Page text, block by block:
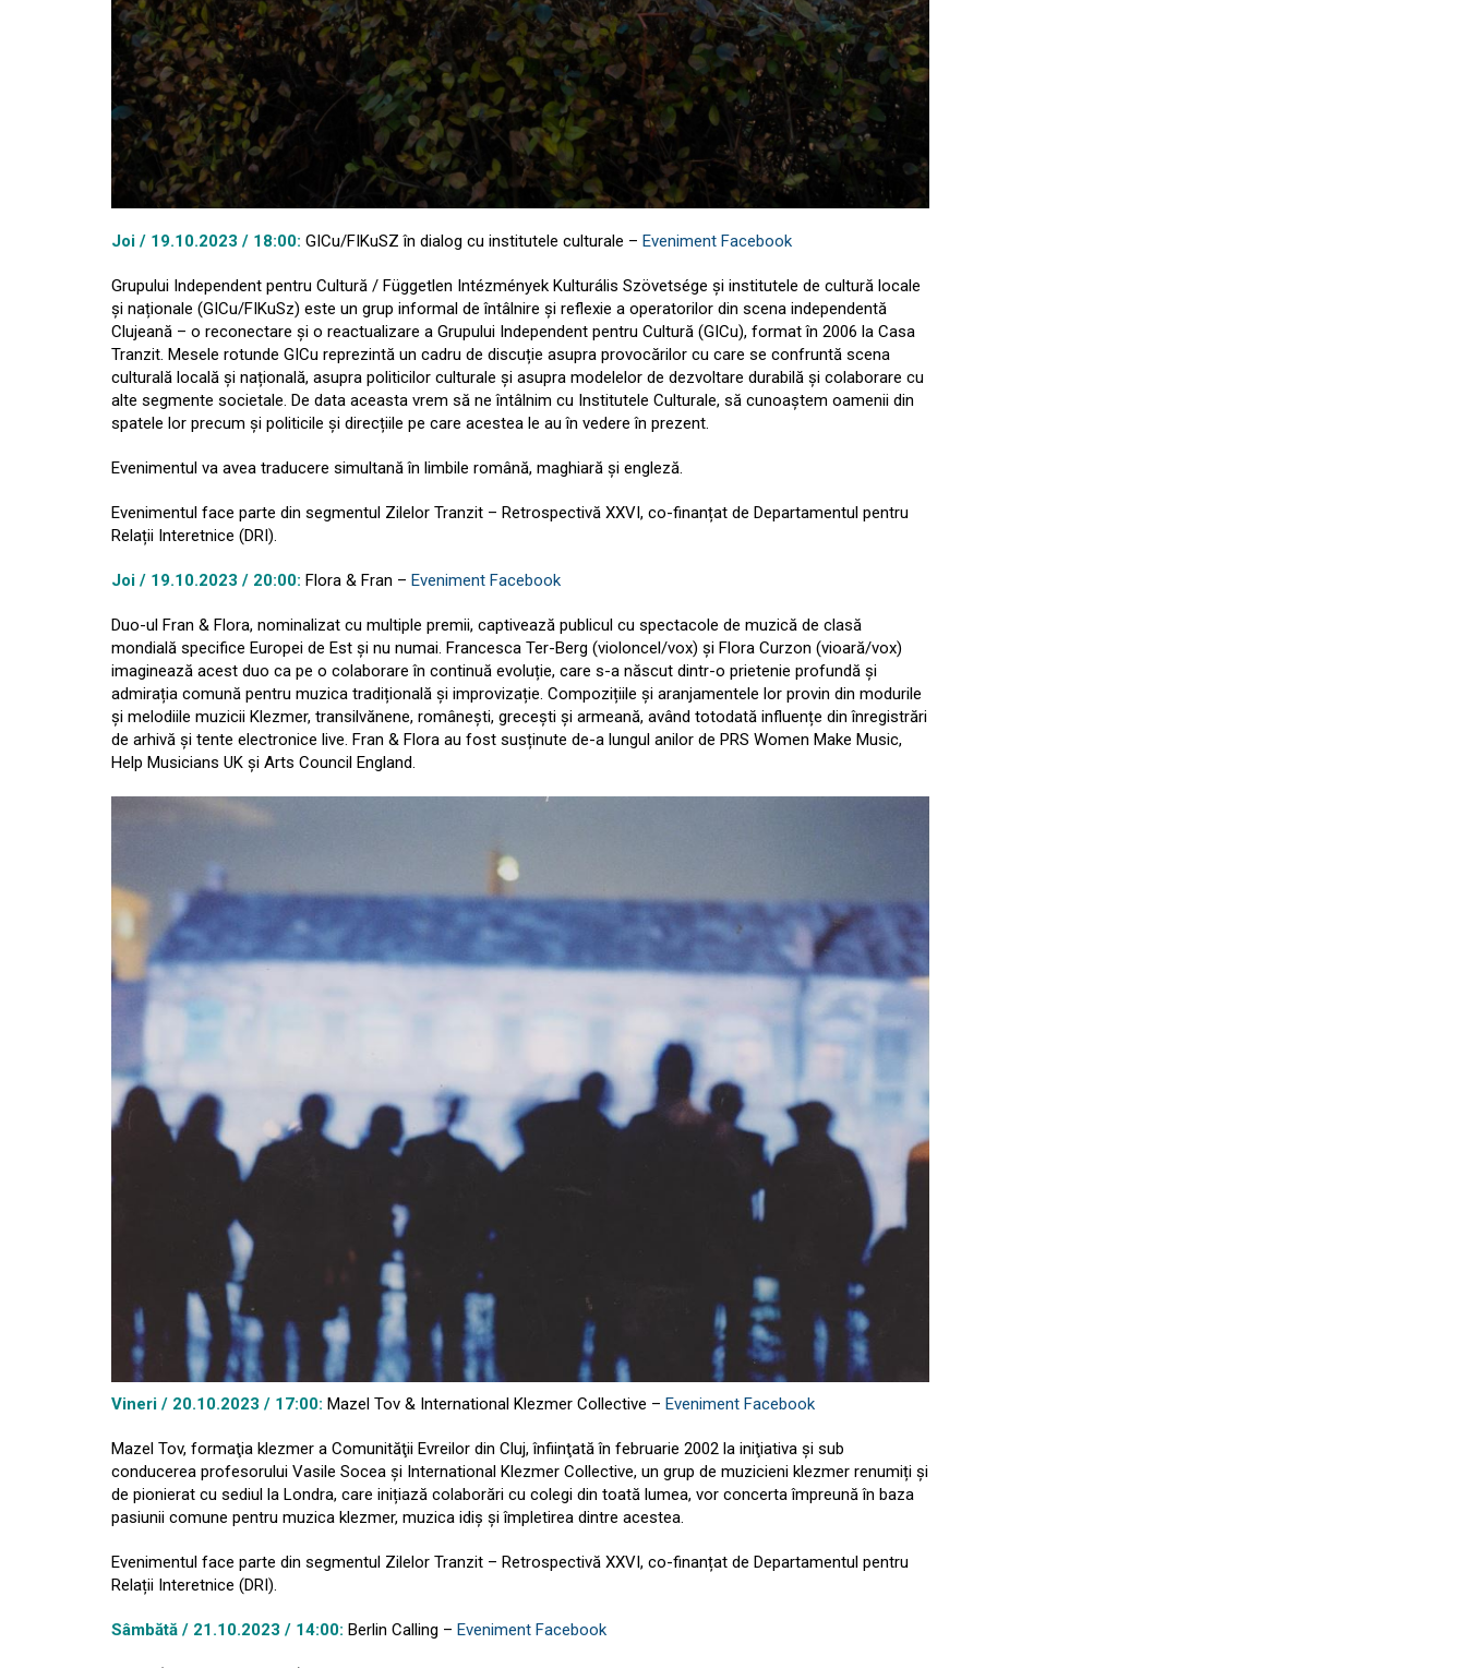
Joi / 19.10.2023 / 18:00: GICu/FIKuSZ în dialog cu institutele culturale – Eveniment Facebook
Grupului Independent pentru Cultură / Független Intézmények Kulturális Szövetsége și institutele de cultură locale
și naționale (GICu/FIKuSz) este un grup informal de întâlnire și reflexie a operatorilor din scena independentă
Clujeană – o reconectare și o reactualizare a Grupului Independent pentru Cultură (GICu), format în 2006 la Casa
Tranzit. Mesele rotunde GICu reprezintă un cadru de discuție asupra provocărilor cu care se confruntă scena
culturală locală și națională, asupra politicilor culturale și asupra modelelor de dezvoltare durabilă și colaborare cu
alte segmente societale. De data aceasta vrem să ne întâlnim cu Institutele Culturale, să cunoaștem oamenii din
spatele lor precum și politicile și direcțiile pe care acestea le au în vedere în prezent.
Evenimentul va avea traducere simultană în limbile română, maghiară și engleză.
Evenimentul face parte din segmentul Zilelor Tranzit – Retrospectivă XXVI, co-finanțat de Departamentul pentru
Relații Interetnice (DRI).
Joi / 19.10.2023 / 20:00: Flora & Fran – Eveniment Facebook
Duo-ul Fran & Flora, nominalizat cu multiple premii, captivează publicul cu spectacole de muzică de clasă
mondială specifice Europei de Est și nu numai. Francesca Ter-Berg (violoncel/vox) și Flora Curzon (vioară/vox)
imaginează acest duo ca pe o colaborare în continuă evoluție, care s-a născut dintr-o prietenie profundă și
admirația comună pentru muzica tradițională și improvizație. Compozițiile și aranjamentele lor provin din modurile
și melodiile muzicii Klezmer, transilvănene, românești, grecești și armeană, având totodată influențe din înregistrări
de arhivă și tente electronice live. Fran & Flora au fost susținute de-a lungul anilor de PRS Women Make Music,
Help Musicians UK și Arts Council England.
Vineri / 20.10.2023 / 17:00: Mazel Tov & International Klezmer Collective – Eveniment Facebook
Mazel Tov, formaţia klezmer a Comunităţii Evreilor din Cluj, înfiinţată în februarie 2002 la iniţiativa şi sub
conducerea profesorului Vasile Socea și International Klezmer Collective, un grup de muzicieni klezmer renumiți și
de pionierat cu sediul la Londra, care inițiază colaborări cu colegi din toată lumea, vor concerta împreună în baza
pasiunii comune pentru muzica klezmer, muzica idiș și împletirea dintre acestea.
Evenimentul face parte din segmentul Zilelor Tranzit – Retrospectivă XXVI, co-finanțat de Departamentul pentru
Relații Interetnice (DRI).
Sâmbătă / 21.10.2023 / 14:00: Berlin Calling – Eveniment Facebook